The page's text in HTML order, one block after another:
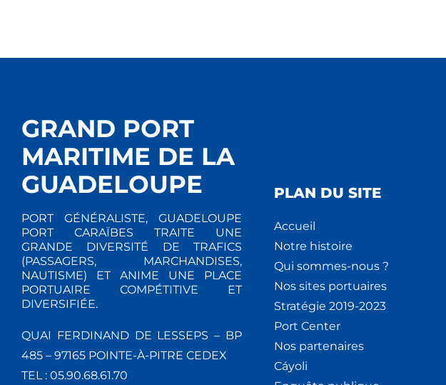
GRAND PORT
MARITIME DE LA
GUADELOUPE
PORT GÉNÉRALISTE, GUADELOUPE
PORT CARAÏBES TRAITE UNE
GRANDE DIVERSITÉ DE TRAFICS
(PASSAGERS, MARCHANDISES,
NAUTISME) ET ANIME UNE PLACE
PORTUAIRE COMPÉTITIVE ET
DIVERSIFIÉE.
QUAI FERDINAND DE LESSEPS – BP
485 – 97165 POINTE-À-PITRE CEDEX
TEL : 05.90.68.61.70
PLAN DU SITE
Accueil
Notre histoire
Qui sommes-nous ?
Nos sites portuaires
Stratégie 2019-2023
Port Center
Nos partenaires
Cáyoli